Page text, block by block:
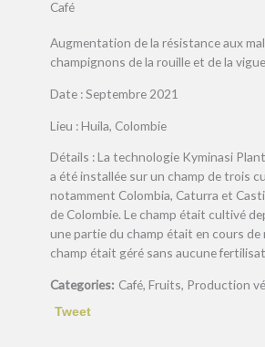
Café
Augmentation de la résistance aux
champignons de la rouille et de la
Date : Septembre 2021
Lieu : Huila, Colombie
Détails : La technologie Kyminasi
a été installée sur un champ de trois
notamment Colombia, Caturra et
de Colombie. Le champ était cultivé
une partie du champ était en cours de
champ était géré sans aucune
Categories: Café, Fruits, Production
Tweet